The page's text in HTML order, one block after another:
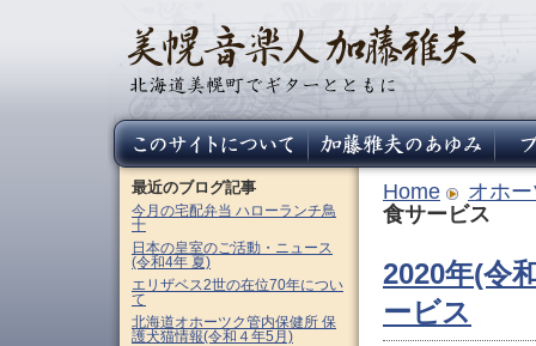
Home
オホ
食サービス
2020年(令
ービス
最近のブログ記事
今月の宅配弁当 ハローランチ鳥
十
日本の皇室のご活動・ニュース
(令和4年 夏)
エリザベス2世の在位70年につい
て
北海道オホーツク管内保健所 保
護犬猫情報(令和４年5月)